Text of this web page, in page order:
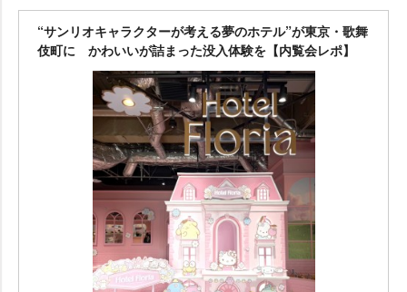
“サンリオキャラクターが考える夢のホテル”が東京・歌舞
伎町に かわいいが詰まった没入体験を【内覧会レポ】